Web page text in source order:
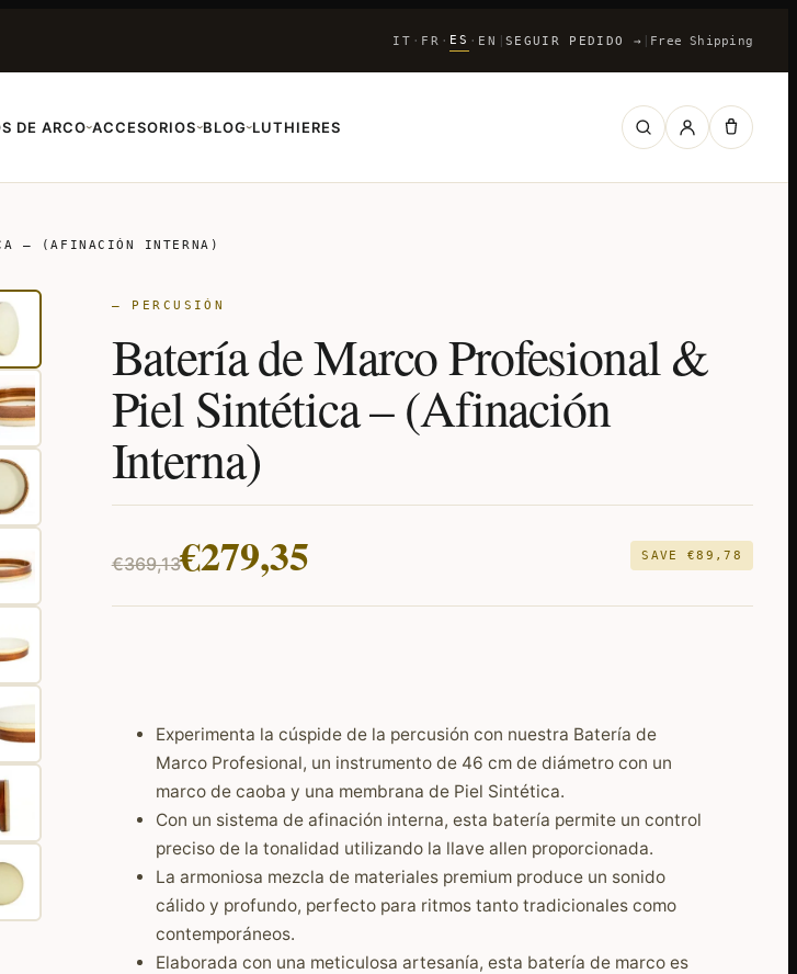
IT · FR · ES · EN |SEGUIR PEDIDO → Free Shipping
DE ARCO›ACCESORIOS›BLOG›LUTHIERES
– (AFINACIÓN INTERNA)
— PERCUSIÓN
Batería de Marco Profesional &
Piel Sintética – (Afinación
Interna)
€369,13
El
precio
€369,13.
€279,35
El
precio
€279,35.
SAVE€89,78
Experimenta la cúspide de la percusión con nuestra Batería de
Marco Profesional, un instrumento de 46 cm de diámetro con un
marco de caoba y una membrana de Piel Sintética.
Con un sistema de afinación interna, esta batería permite un control
preciso de la tonalidad utilizando la llave allen proporcionada.
La armoniosa mezcla de materiales premium produce un sonido
cálido y profundo, perfecto para ritmos tanto tradicionales como
contemporáneos.
Elaborada con una meticulosa artesanía, esta batería de marco es